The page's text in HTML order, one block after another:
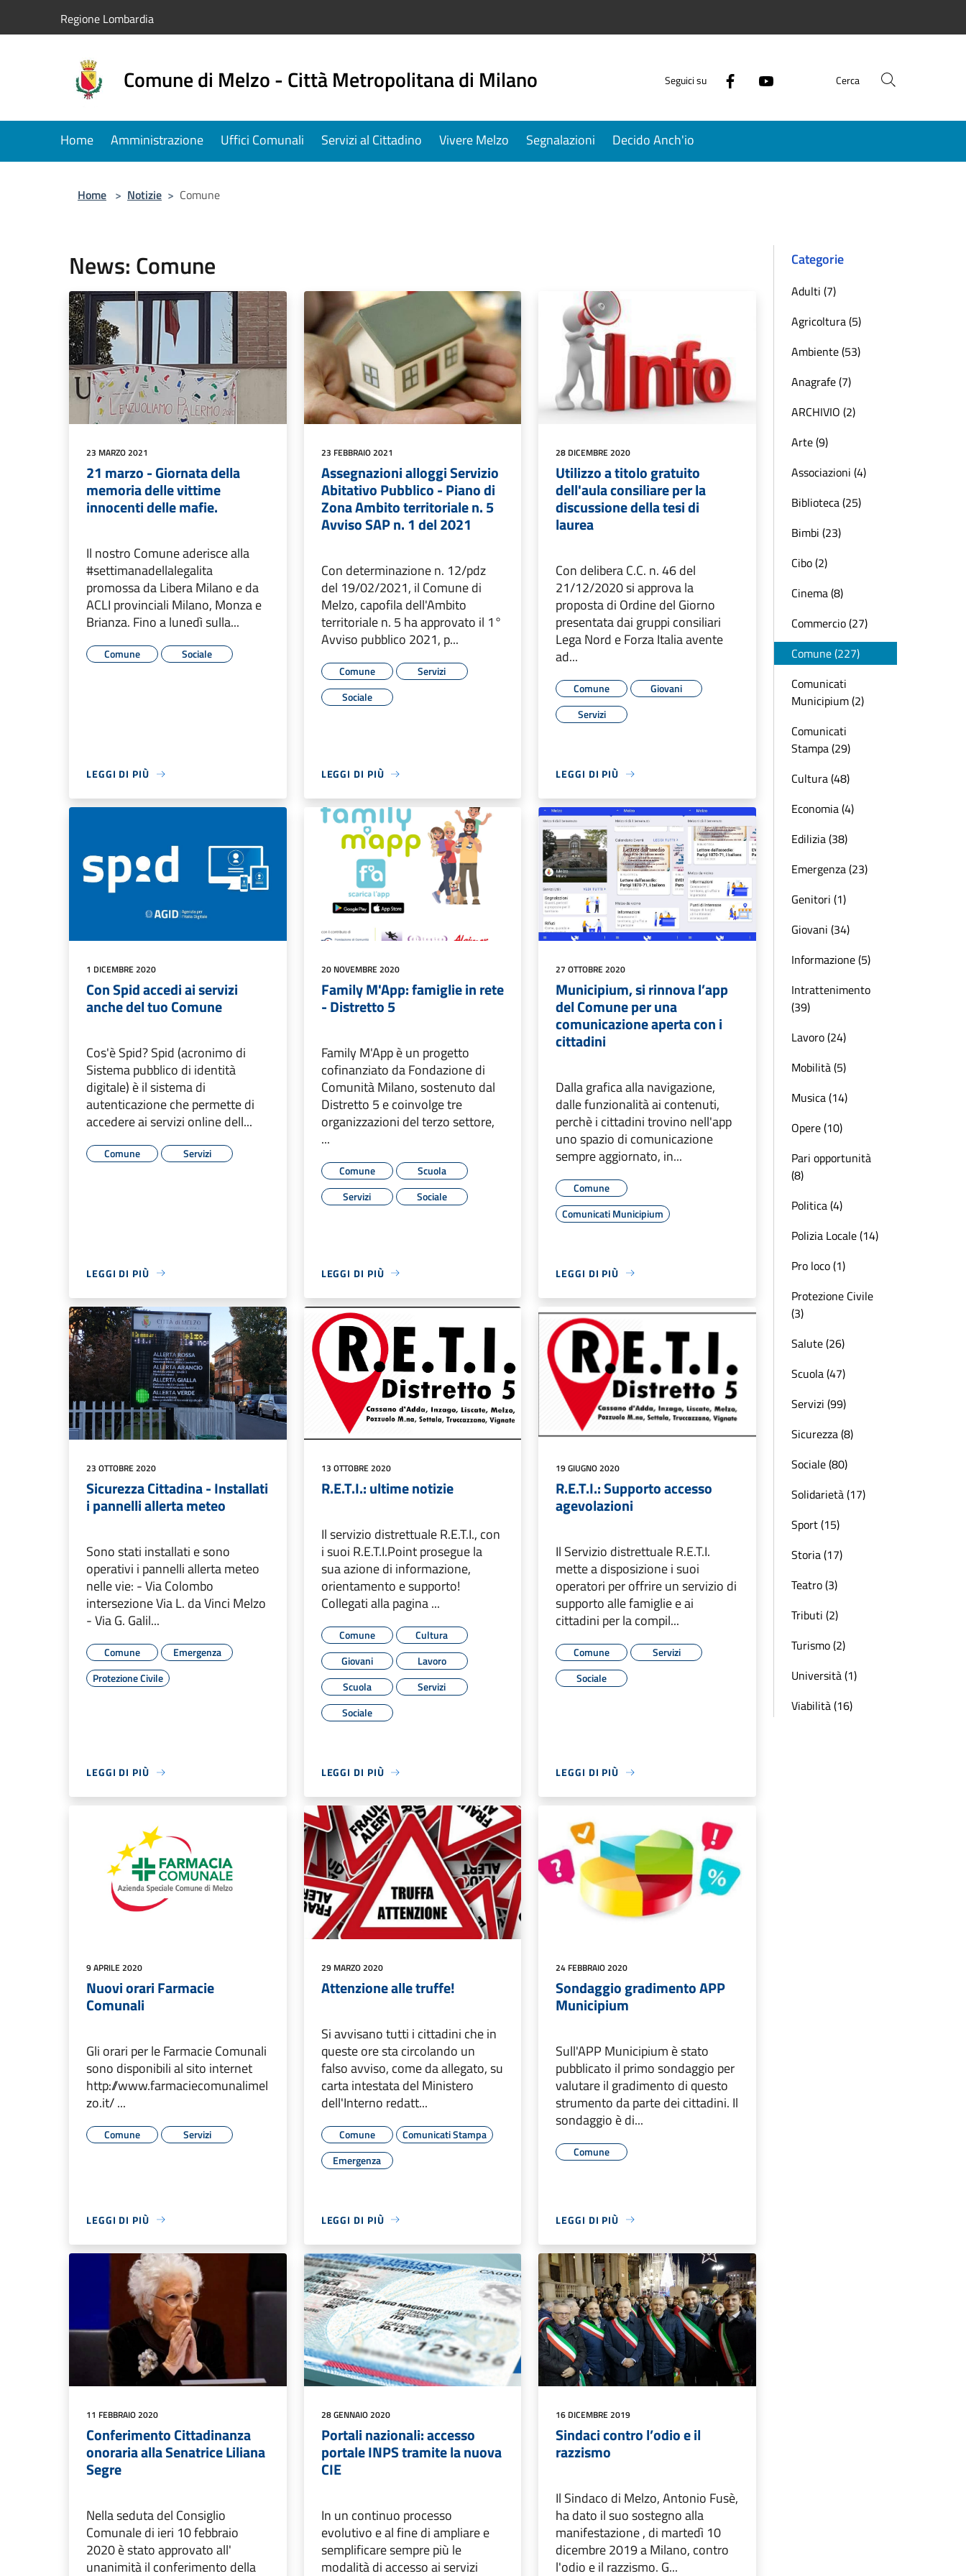
Regione Lombardia
Comune di Melzo - Città Metropolitana di Milano Seguici su Cerca
Home Amministrazione Uffici Comunali Servizi al Cittadino Vivere Melzo Segnalazioni Decido Anch'io
Home > Notizie > Comune
News: Comune
23 MARZO 2021
21 marzo - Giornata della
memoria delle vittime
innocenti delle mafie.
Il nostro Comune aderisce alla
#settimanadellalegalita
promossa da Libera Milano e da
ACLI provinciali Milano, Monza e
Brianza. Fino a lunedì sulla...
Comune Sociale
LEGGI DI PIÙ
23 FEBBRAIO 2021
Assegnazioni alloggi Servizio
Abitativo Pubblico - Piano di
Zona Ambito territoriale n. 5
Avviso SAP n. 1 del 2021
Con determinazione n. 12/pdz
del 19/02/2021, il Comune di
Melzo, capofila dell'Ambito
territoriale n. 5 ha approvato il 1°
Avviso pubblico 2021, p...
Comune
Servizi
Sociale
LEGGI DI PIÙ
28 DICEMBRE 2020
Utilizzo a titolo gratuito
dell'aula consiliare per la
discussione della tesi di
laurea
Con delibera C.C. n. 46 del
21/12/2020 si approva la
proposta di Ordine del Giorno
presentata dai gruppi consiliari
Lega Nord e Forza Italia avente
ad...
Comune
Giovani
Servizi
LEGGI DI PIÙ
1 DICEMBRE 2020
Con Spid accedi ai servizi
anche del tuo Comune
Cos'è Spid? Spid (acronimo di
Sistema pubblico di identità
digitale) è il sistema di
autenticazione che permette di
accedere ai servizi online dell...
Comune Servizi
LEGGI DI PIÙ
20 NOVEMBRE 2020
Family M'App: famiglie in rete
- Distretto 5
Family M'App è un progetto
cofinanziato da Fondazione di
Comunità Milano, sostenuto dal
Distretto 5 e coinvolge tre
organizzazioni del terzo settore,
...
Comune
Scuola
Servizi
Sociale
LEGGI DI PIÙ
27 OTTOBRE 2020
Municipium, si rinnova l’app
del Comune per una
comunicazione aperta con i
cittadini
Dalla grafica alla navigazione,
dalle funzionalità ai contenuti,
perchè i cittadini trovino nell'app
uno spazio di comunicazione
sempre aggiornato, in...
Comune
Comunicati Municipium
LEGGI DI PIÙ
23 OTTOBRE 2020
Sicurezza Cittadina - Installati
i pannelli allerta meteo
Sono stati installati e sono
operativi i pannelli allerta meteo
nelle vie: - Via Colombo
intersezione Via L. da Vinci Melzo
- Via G. Galil...
Comune
Emergenza
Protezione Civile
LEGGI DI PIÙ
13 OTTOBRE 2020
R.E.T.I.: ultime notizie
Il servizio distrettuale R.E.T.I., con
i suoi R.E.T.I.Point prosegue la
sua azione di informazione,
orientamento e supporto!
Collegati alla pagina ...
Comune
Cultura
Giovani
Lavoro
Scuola
Servizi
Sociale
LEGGI DI PIÙ
19 GIUGNO 2020
R.E.T.I.: Supporto accesso
agevolazioni
Il Servizio distrettuale R.E.T.I.
mette a disposizione i suoi
operatori per offrire un servizio di
supporto alle famiglie e ai
cittadini per la compil...
Comune
Servizi
Sociale
LEGGI DI PIÙ
9 APRILE 2020
Nuovi orari Farmacie
Comunali
Gli orari per le Farmacie Comunali
sono disponibili al sito internet
http://www.farmaciecomunalimel
zo.it/ ...
Comune Servizi
LEGGI DI PIÙ
29 MARZO 2020
Attenzione alle truffe!
Si avvisano tutti i cittadini che in
queste ore sta circolando un
falso avviso, come da allegato, su
carta intestata del Ministero
dell'Interno redatt...
Comune
Comunicati Stampa
Emergenza
LEGGI DI PIÙ
24 FEBBRAIO 2020
Sondaggio gradimento APP
Municipium
Sull'APP Municipium è stato
pubblicato il primo sondaggio per
valutare il gradimento di questo
strumento da parte dei cittadini. Il
sondaggio è di...
Comune
LEGGI DI PIÙ
11 FEBBRAIO 2020
Conferimento Cittadinanza
onoraria alla Senatrice Liliana
Segre
Nella seduta del Consiglio
Comunale di ieri 10 febbraio
2020 è stato approvato all'
unanimità il conferimento della
28 GENNAIO 2020
Portali nazionali: accesso
portale INPS tramite la nuova
CIE
In un continuo processo
evolutivo e al fine di ampliare e
semplificare sempre più le
modalità di accesso ai servizi
16 DICEMBRE 2019
Sindaci contro l’odio e il
razzismo
Il Sindaco di Melzo, Antonio Fusè,
ha dato il suo sostegno alla
manifestazione , di martedì 10
dicembre 2019 a Milano, contro
l'odio e il razzismo. G...
Categorie
Adulti (7)
Agricoltura (5)
Ambiente (53)
Anagrafe (7)
ARCHIVIO (2)
Arte (9)
Associazioni (4)
Biblioteca (25)
Bimbi (23)
Cibo (2)
Cinema (8)
Commercio (27)
Comune (227)
Comunicati
Municipium (2)
Comunicati
Stampa (29)
Cultura (48)
Economia (4)
Edilizia (38)
Emergenza (23)
Genitori (1)
Giovani (34)
Informazione (5)
Intrattenimento
(39)
Lavoro (24)
Mobilità (5)
Musica (14)
Opere (10)
Pari opportunità
(8)
Politica (4)
Polizia Locale (14)
Pro loco (1)
Protezione Civile
(3)
Salute (26)
Scuola (47)
Servizi (99)
Sicurezza (8)
Sociale (80)
Solidarietà (17)
Sport (15)
Storia (17)
Teatro (3)
Tributi (2)
Turismo (2)
Università (1)
Viabilità (16)